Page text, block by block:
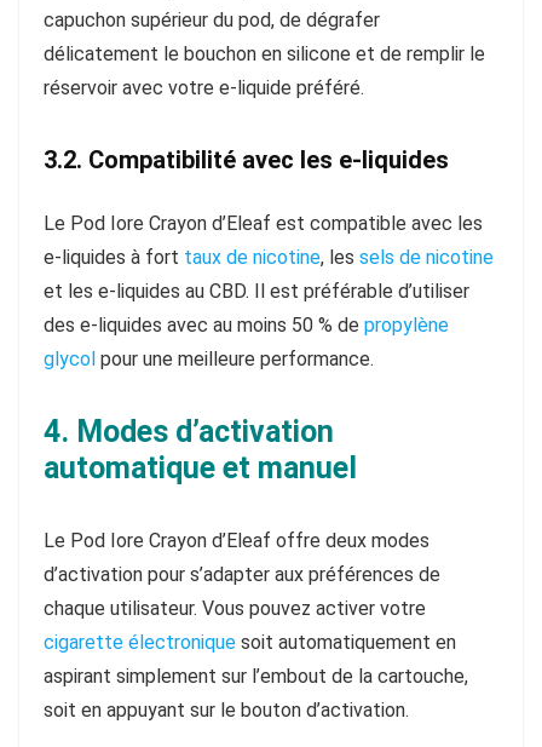
capuchon supérieur du pod, de dégrafer
délicatement le bouchon en silicone et de remplir le
réservoir avec votre e-liquide préféré.
3.2. Compatibilité avec les e-liquides
Le Pod Iore Crayon d’Eleaf est compatible avec les
e-liquides à fort taux de nicotine, les sels de nicotine
et les e-liquides au CBD. Il est préférable d’utiliser
des e-liquides avec au moins 50 % de propylène
glycol pour une meilleure performance.
4. Modes d’activation
automatique et manuel
Le Pod Iore Crayon d’Eleaf offre deux modes
d’activation pour s’adapter aux préférences de
chaque utilisateur. Vous pouvez activer votre
cigarette électronique soit automatiquement en
aspirant simplement sur l’embout de la cartouche,
soit en appuyant sur le bouton d’activation.